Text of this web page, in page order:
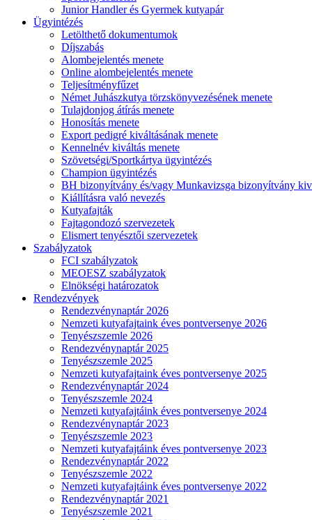
Junior Handler és Gyermek kutyapár
Ügyintézés
Letölthető dokumentumok
Díjszabás
Alombejelentés menete
Online alombejelentés menete
Teljesítményfűzet
Német Juhászkutya törzskönyvezésének menete
Tulajdonjog átírás menete
Honosítás menete
Export pedigré kiváltásának menete
Kennelnév kiváltás menete
Szövetségi/Sportkártya ügyintézés
Champion ügyintézés
BH bizonyítvány és/vagy Munkavizsga bizonyítvány
Kiállításra való nevezés
Kutyafajták
Fajtagondozó szervezetek
Elismert tenyésztői szervezetek
Szabályzatok
FCI szabályzatok
MEOESZ szabályzatok
Elnökségi határozatok
Rendezvények
Rendezvénynaptár 2026
Nemzeti kutyafajtaink éves pontversenye 2026
Tenyészszemle 2026
Rendezvénynaptár 2025
Tenyészszemle 2025
Nemzeti kutyafajtaink éves pontversenye 2025
Rendezvénynaptár 2024
Tenyészszemle 2024
Nemzeti kutyafajtáink éves pontversenye 2024
Rendezvénynaptár 2023
Tenyészszemle 2023
Nemzeti kutyafajtáink éves pontversenye 2023
Rendezvénynaptár 2022
Tenyészszemle 2022
Nemzeti kutyafajtáink éves pontversenye 2022
Rendezvénynaptár 2021
Tenyészszemle 2021